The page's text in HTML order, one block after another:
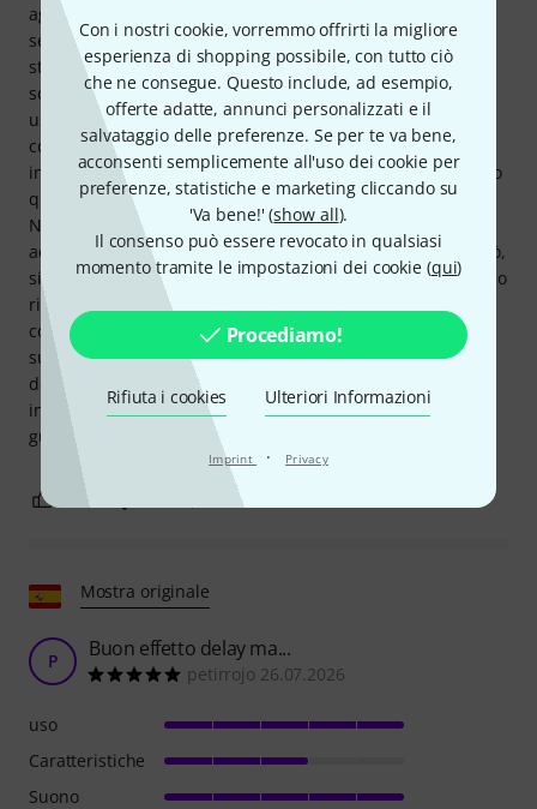
Con i nostri cookie, vorremmo offrirti la migliore
esperienza di shopping possibile, con tutto ciò
che ne consegue. Questo include, ad esempio,
offerte adatte, annunci personalizzati e il
salvataggio delle preferenze. Se per te va bene,
acconsenti semplicemente all'uso dei cookie per
preferenze, statistiche e marketing cliccando su
'Va bene!' (show all).
Il consenso può essere revocato in qualsiasi
momento tramite le impostazioni dei cookie (qui)
Procediamo!
Rifiuta i cookies Ulteriori Informazioni
Imprint · Privacy
aggiuntive, oppure il secondo Delay può anche essere
semplicemente disattivato. Se rimani nelle impostazioni
standard, tutte le impostazioni di mod, voce e riverbero
sono ben coordinate, in modo che sia sempre intuitivo da
usare e capire come cambia il suono quando si gira un
controllo. Quindi puoi suonarlo e utilizzarlo in modo
intuitivo con le impostazioni standard e aumentare il suono
quando prendi dimestichezza con le funzioni aggiuntive.
Non solo è un modo per avvicinarsi al suono delle canzoni
accennate nel video promozionale, ma oltre ad essere retrò,
si adatta anche a strutture sonore più moderne. Ero scettico
riguardo al prezzo, ma è un pedale molto ben congegnato
con molte opzioni di impostazione utili che possono
suonare come una firma ma consentono anche un design
del suono indipendente. ...o per i fan degli U2: collegalo e
inizierai subito dove le strade non hanno nome. Ma puoi
guidare molto più lontano da lì.
SEGNALA UN ABUSO
Mostra originale
P Buon effetto delay ma...
petirrojo 26.07.2026
uso
Caratteristiche
Suono